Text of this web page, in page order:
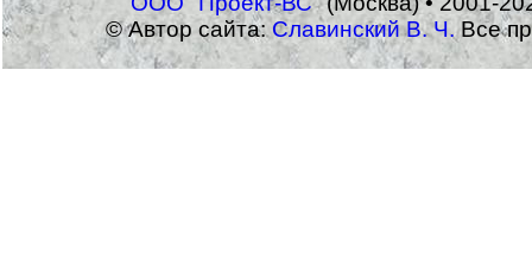
© Автор сайта:Славинский В. Ч.Все